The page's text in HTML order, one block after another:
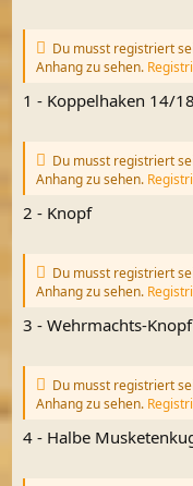
Du musst registriert
Anhang zu sehen.
1 - Koppelhaken 14/18
Du musst registriert
Anhang zu sehen.
2 - Knopf
Du musst registriert
Anhang zu sehen.
3 - Wehrmachts-Knopf
Du musst registriert
Anhang zu sehen.
4 - Halbe